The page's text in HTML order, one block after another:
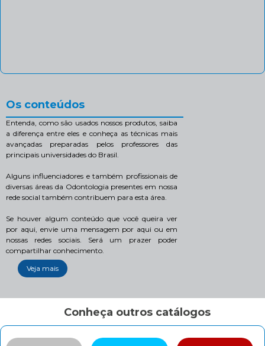
Os conteúdos
Entenda, como são usados nossos produtos, saiba
a diferença entre eles e conheça as técnicas mais
avançadas preparadas pelos professores das
principais universidades do Brasil.
Alguns influenciadores e também profissionais de
diversas áreas da Odontologia presentes em nossa
rede social também contribuem para esta área.
Se houver algum conteúdo que você queira ver
por aqui, envie uma mensagem por aqui ou em
nossas redes sociais. Será um prazer poder
compartilhar conhecimento.
Veja mais
Conheça outros catálogos